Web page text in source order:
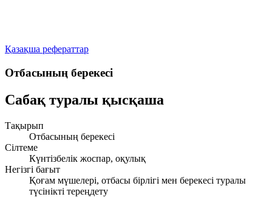
Қазақша рефераттар
Отбасының берекесі
Сабақ туралы қысқаша
Тақырып
Отбасының берекесі
Сілтеме
Күнтізбелік жоспар, оқулық
Негізгі бағыт
Қоғам мүшелері, отбасы бірлігі мен берекесі туралы
түсінікті тереңдету